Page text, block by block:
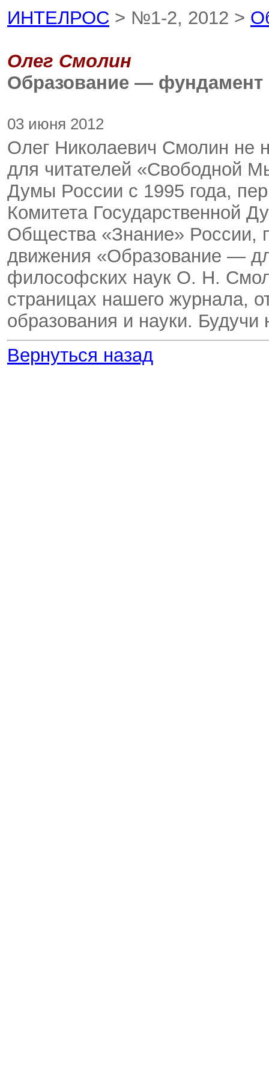
ИНТЕЛРОС > №1-2, 2012 >
Олег Смолин
Образование — фундамент
03 июня 2012
Олег Николаевич Смолин не
для читателей «Свободной
Думы России с 1995 года,
Комитета Государственной
Общества «Знание» России,
движения «Образование —
философских наук О. Н.
страницах нашего журнала,
образования и науки.
Вернуться назад